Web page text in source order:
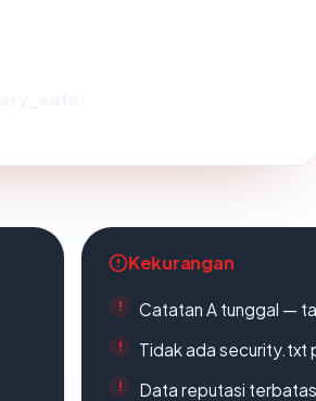
Kekurangan
Catatan A tunggal —
Tidak ada security.txt
Data reputasi